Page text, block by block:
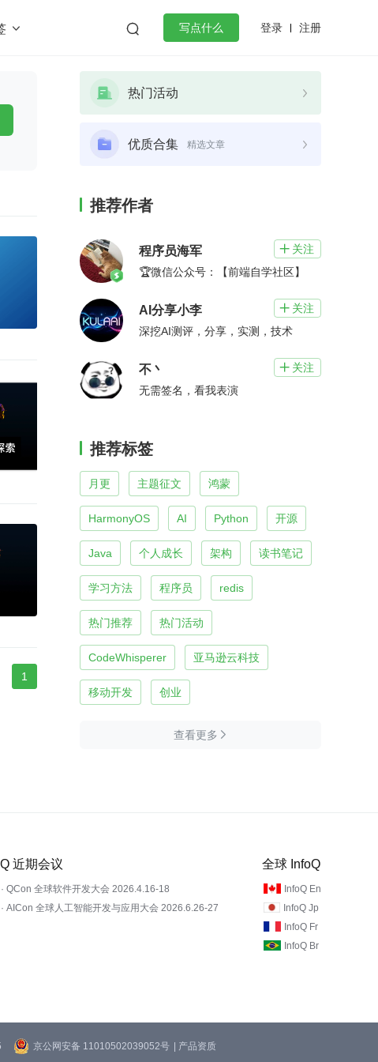
  写点什么 登录 注册
1
热门活动
优质合集 精选文章
推荐作者
程序员海军  关注
🏆微信公众号：【前端自学社区】
AI分享小李  关注
深挖AI测评，分享，实测，技术
不丶  关注
无需签名，看我表演
推荐标签
月更 主题征文 鸿蒙
HarmonyOS AI Python 开源
Java 个人成长 架构 读书笔记
学习方法 程序员 redis
热门推荐 热门活动
CodeWhisperer 亚马逊云科技
移动开发 创业
查看更多 
近期会议
QCon 全球软件开发大会 2026.4.16-18
AICon 全球人工智能开发与应用大会 2026.6.26-27
全球 InfoQ
InfoQ En
InfoQ Jp
InfoQ Fr
InfoQ Br
京公网安备 11010502039052号 | 产品资质